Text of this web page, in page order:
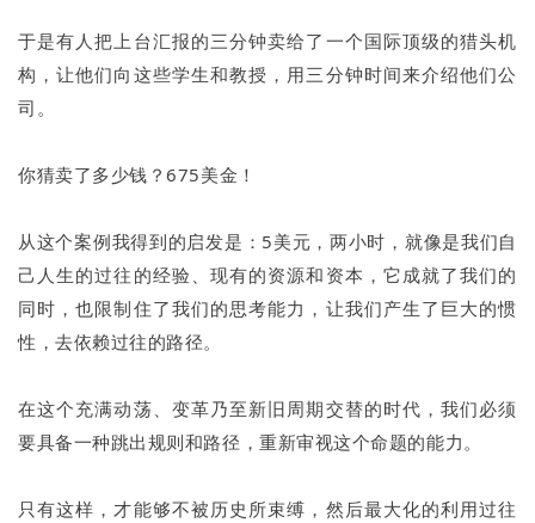
于是有人把上台汇报的三分钟卖给了一个国际顶级的猎头机
构，让他们向这些学生和教授，用三分钟时间来介绍他们公
司。
你猜卖了多少钱？675美金！
从这个案例我得到的启发是：5美元，两小时，就像是我们自
己人生的过往的经验、现有的资源和资本，它成就了我们的
同时，也限制住了我们的思考能力，让我们产生了巨大的惯
性，去依赖过往的路径。
在这个充满动荡、变革乃至新旧周期交替的时代，我们必须
要具备一种跳出规则和路径，重新审视这个命题的能力。
只有这样，才能够不被历史所束缚，然后最大化的利用过往